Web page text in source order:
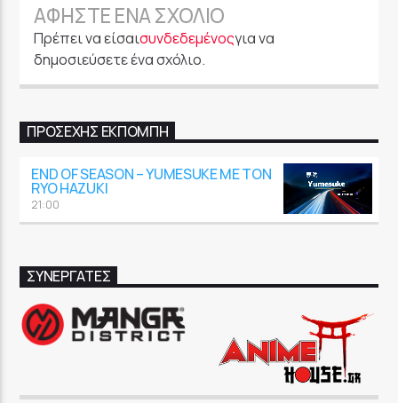
ΑΦΉΣΤΕ ΈΝΑ ΣΧΌΛΙΟ
Πρέπει να είσαισυνδεδεμένοςγια να
δημοσιεύσετε ένα σχόλιο.
ΠΡΟΣΕΧΉΣ ΕΚΠΟΜΠΉ
END OF SEASON – YUMESUKE ΜΕ ΤΟΝ
RYO HAZUKI
21:00
ΣΥΝΕΡΓΑΤΕΣ